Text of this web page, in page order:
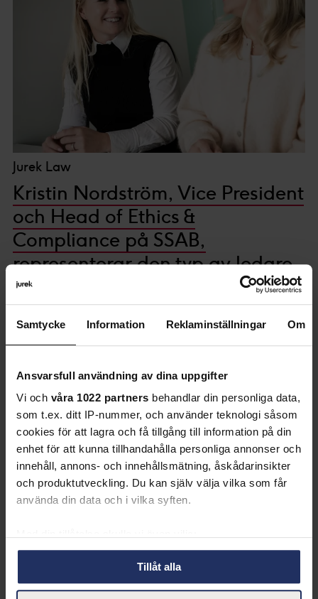
Samtycke Information Reklaminställningar Om
Ansvarsfull användning av dina uppgifter
Vi och våra 1022 partners behandlar din personliga data,
som t.ex. ditt IP-nummer, och använder teknologi såsom
cookies för att lagra och få tillgång till information på din
enhet för att kunna tillhandahålla personliga annonser och
innehåll, annons- och innehållsmätning, åskådarinsikter
och produktutveckling. Du kan själv välja vilka som får
använda din data och i vilka syften.
Samla in information om din geografiska plats
som kan ha en noggrannhet på upp till flera meter
Identifiera din enhet genom att aktivt skanna den
Tillåt alla
Jurek Law
Kristin Nordström, Vice President
och Head of Ethics &
Compliance på SSAB,
representerar den typ av ledare
som industrin behöver idag.